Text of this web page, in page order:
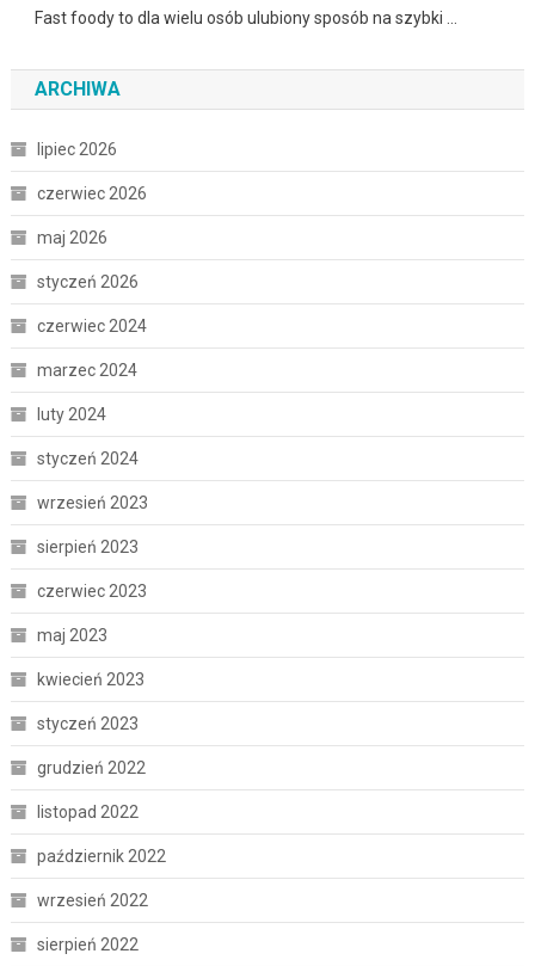
Fast foody to dla wielu osób ulubiony sposób na szybki …
ARCHIWA
lipiec 2026
czerwiec 2026
maj 2026
styczeń 2026
czerwiec 2024
marzec 2024
luty 2024
styczeń 2024
wrzesień 2023
sierpień 2023
czerwiec 2023
maj 2023
kwiecień 2023
styczeń 2023
grudzień 2022
listopad 2022
październik 2022
wrzesień 2022
sierpień 2022